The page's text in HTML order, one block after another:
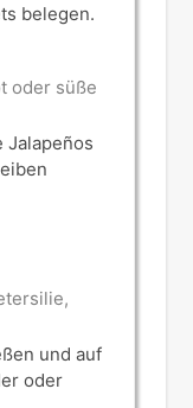
belegen.
oder süße
Jalapeños
und auf
oder